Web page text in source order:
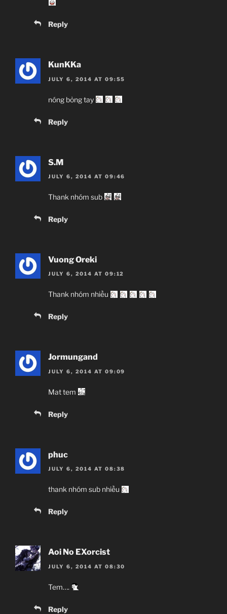
Reply
KunKKa
JULY 6, 2014 AT 09:55
nóng bỏng tay
Reply
S.M
JULY 6, 2014 AT 09:46
Thank nhóm sub
Reply
Vuong Oreki
JULY 6, 2014 AT 09:12
Thank nhóm nhiều
Reply
Jormungand
JULY 6, 2014 AT 09:09
Mat tem
Reply
phuc
JULY 6, 2014 AT 08:38
thank nhóm sub nhiều
Reply
Aoi No EXorcist
JULY 6, 2014 AT 08:30
Tem….
Reply